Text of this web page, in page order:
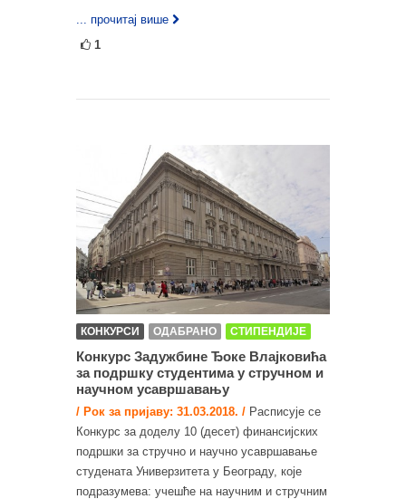
... прочитај више
1
КОНКУРСИ ОДАБРАНО СТИПЕНДИЈЕ
Конкурс Задужбине Ђоке Влајковића
за подршку студентима у стручном и
научном усавршавању
/ Рок за пријаву: 31.03.2018. / Расписује се
Конкурс за доделу 10 (десет) финансијских
подршки за стручно и научно усавршавање
студената Универзитета у Београду, које
подразумева: учешће на научним и стручним